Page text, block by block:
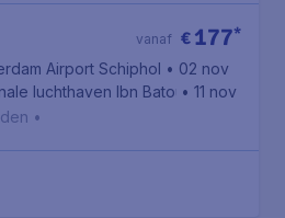
€ 177*
vanaf
Airport Schiphol • 02 nov
luchthaven Ibn Batouta• 11 nov
•